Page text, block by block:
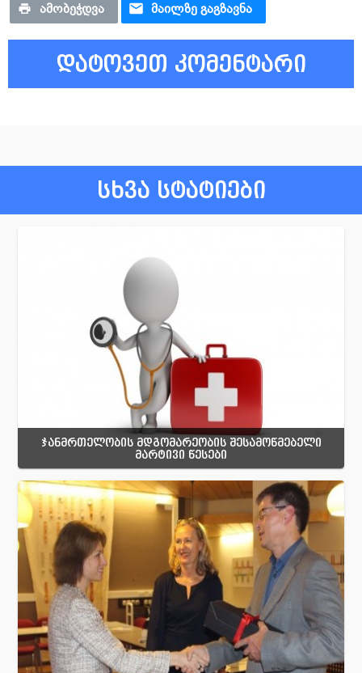
ᲐᲛᲝᲑᲔᲭᲓᲕᲐ ᲛᲐᲘᲚᲖᲔ ᲒᲐᲒᲖᲐᲕᲜᲐ
დატოვეთ კომენტარი
სხვა სტატიები
ჯანმრთელობის მდგომარეობის შესამოწმებელი
მარტივი წესები